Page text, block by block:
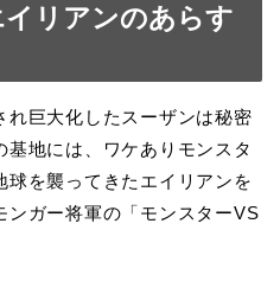
リアンのあらす
巨大化したスーザンは秘密
地には、ワケありモンスタ
球を襲ってきたエイリアンを
ンガー将軍の「モンスターVS